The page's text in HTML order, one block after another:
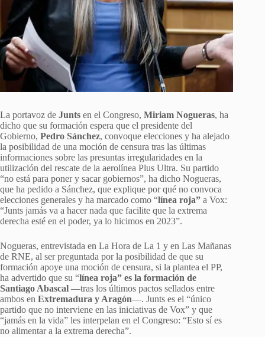
La portavoz de Junts en el Congreso, Miriam Nogueras, ha
dicho que su formación espera que el presidente del
Gobierno, Pedro Sánchez, convoque elecciones y ha alejado
la posibilidad de una moción de censura tras las últimas
informaciones sobre las presuntas irregularidades en la
utilización del rescate de la aerolínea Plus Ultra. Su partido
“no está para poner y sacar gobiernos”, ha dicho Nogueras,
que ha pedido a Sánchez, que explique por qué no convoca
elecciones generales y ha marcado como “línea roja” a Vox:
“Junts jamás va a hacer nada que facilite que la extrema
derecha esté en el poder, ya lo hicimos en 2023”.
Nogueras, entrevistada en La Hora de La 1 y en Las Mañanas
de RNE, al ser preguntada por la posibilidad de que su
formación apoye una moción de censura, si la plantea el PP,
ha advertido que su “línea roja” es la formación de
Santiago Abascal —tras los últimos pactos sellados entre
ambos en Extremadura y Aragón—. Junts es el “único
partido que no interviene en las iniciativas de Vox” y que
“jamás en la vida” les interpelan en el Congreso: “Esto sí es
no alimentar a la extrema derecha”.